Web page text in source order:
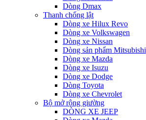
Dòng Dmax
Thanh chống lật
Dòng xe Hilux Revo
Dòng xe Volkswagen
Dòng xe Nissan
Dòng sản phẩm Mitsubishi
Dòng xe Mazda
Dòng xe Isuzu
Dòng xe Dodge
Dòng Toyota
Dòng xe Chevrolet
Bộ mở rộng giường
DÒNG XE JEEP